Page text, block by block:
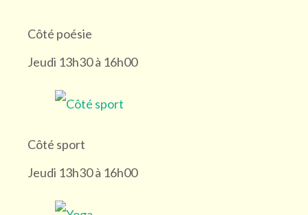
Piscine de Vaise (1)
Dojo de St Didier au Mont d’Or (1)
Côté poésie
Jeudi 13h30 à 16h00
Côté sport
Jeudi 13h30 à 16h00